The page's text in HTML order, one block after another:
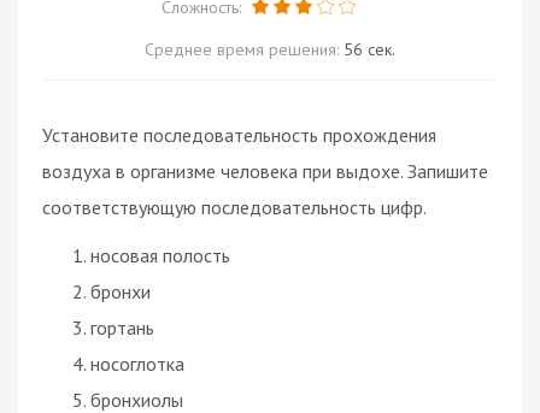
Сложность:
Среднее время решения: 56 сек.
Установите последовательность прохождения
воздуха в организме человека при выдохе. Запишите
соответствующую последовательность цифр.
носовая полость
бронхи
гортань
носоглотка
бронхиолы